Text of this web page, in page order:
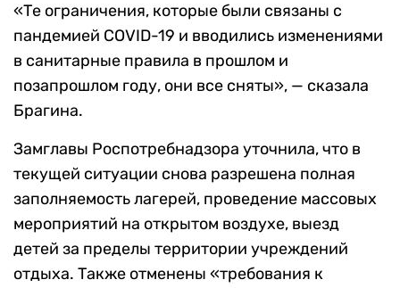
«Те ограничения, которые были связаны с
пандемией COVID-19 и вводились изменениями
в санитарные правила в прошлом и
позапрошлом году, они все сняты», — сказала
Брагина.
Замглавы Роспотребнадзора уточнила, что в
текущей ситуации снова разрешена полная
заполняемость лагерей, проведение массовых
мероприятий на открытом воздухе, выезд
детей за пределы территории учреждений
отдыха. Также отменены «требования к